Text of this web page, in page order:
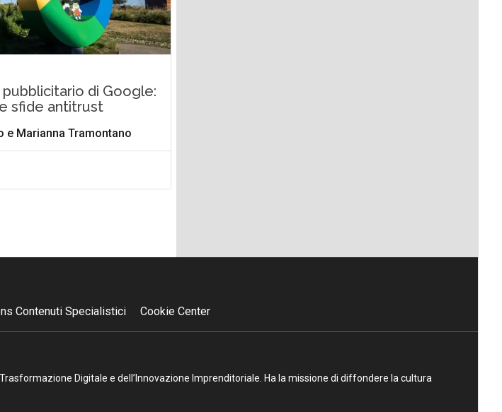
pubblicitario di Google:
sfide antitrust
e Marianna Tramontano
Contenuti Specialistici Cookie Center
Digitale e dell’Innovazione Imprenditoriale. Ha la missione di diffondere la cultura